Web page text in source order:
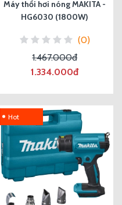
Máy thổi hơi nóng MAKITA -
HG6030 (1800W)
(0)
1.467.000đ
1.334.000đ
Hot